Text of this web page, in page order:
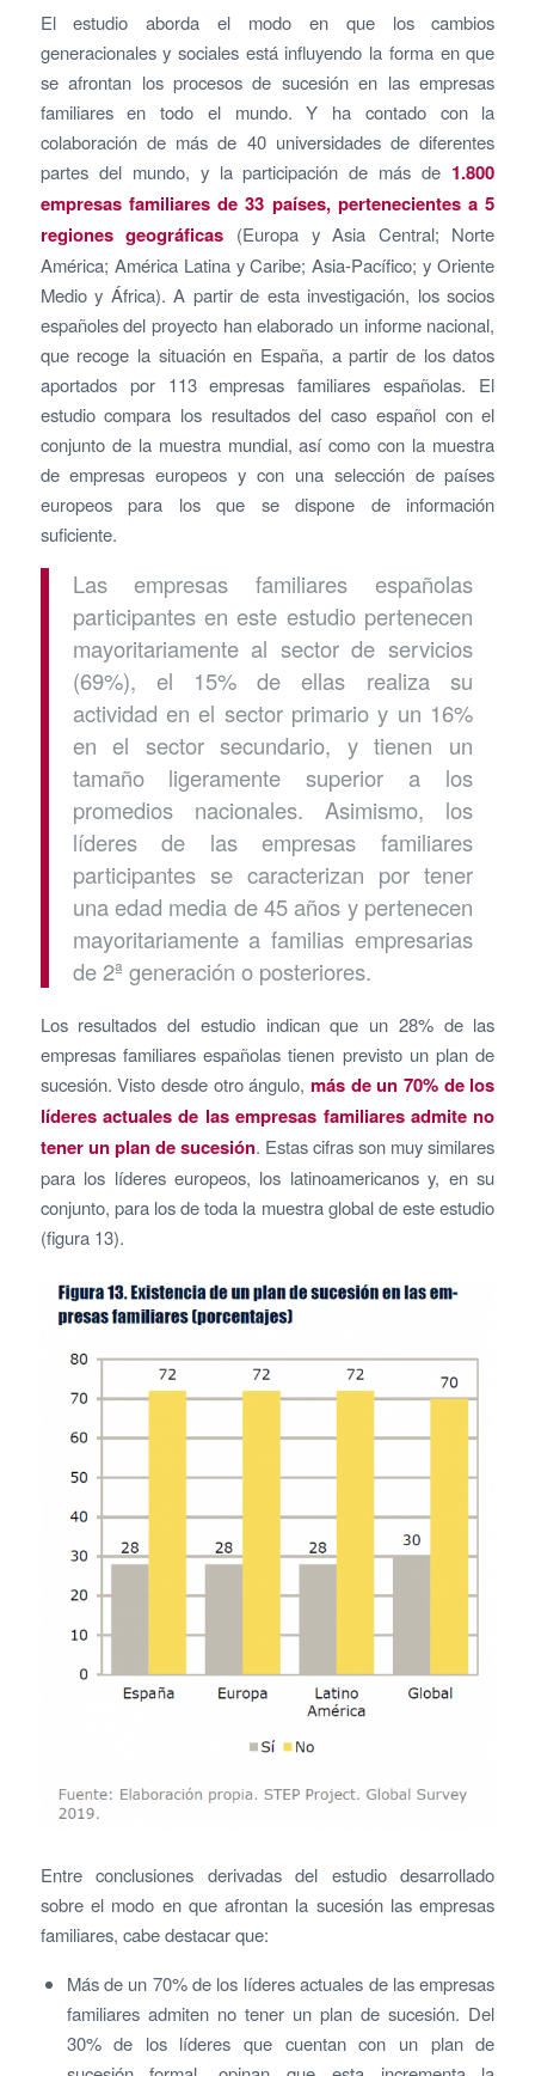
El estudio aborda el modo en que los cambios
generacionales y sociales está influyendo la forma en que
se afrontan los procesos de sucesión en las empresas
familiares en todo el mundo. Y ha contado con la
colaboración de más de 40 universidades de diferentes
partes del mundo, y la participación de más de 1.800
empresas familiares de 33 países, pertenecientes a 5
regiones geográficas (Europa y Asia Central; Norte
América; América Latina y Caribe; Asia-Pacífico; y Oriente
Medio y África). A partir de esta investigación, los socios
españoles del proyecto han elaborado un informe nacional,
que recoge la situación en España, a partir de los datos
aportados por 113 empresas familiares españolas. El
estudio compara los resultados del caso español con el
conjunto de la muestra mundial, así como con la muestra
de empresas europeos y con una selección de países
europeos para los que se dispone de información
suficiente.
Las empresas familiares españolas
participantes en este estudio pertenecen
mayoritariamente al sector de servicios
(69%), el 15% de ellas realiza su
actividad en el sector primario y un 16%
en el sector secundario, y tienen un
tamaño ligeramente superior a los
promedios nacionales. Asimismo, los
líderes de las empresas familiares
participantes se caracterizan por tener
una edad media de 45 años y pertenecen
mayoritariamente a familias empresarias
de 2ª generación o posteriores.
Los resultados del estudio indican que un 28% de las
empresas familiares españolas tienen previsto un plan de
sucesión. Visto desde otro ángulo, más de un 70% de los
líderes actuales de las empresas familiares admite no
tener un plan de sucesión. Estas cifras son muy similares
para los líderes europeos, los latinoamericanos y, en su
conjunto, para los de toda la muestra global de este estudio
(figura 13).
Entre conclusiones derivadas del estudio desarrollado
sobre el modo en que afrontan la sucesión las empresas
familiares, cabe destacar que:
Más de un 70% de los líderes actuales de las empresas
familiares admiten no tener un plan de sucesión. Del
30% de los líderes que cuentan con un plan de